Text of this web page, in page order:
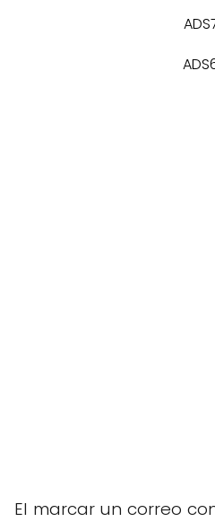
El marcar un correo